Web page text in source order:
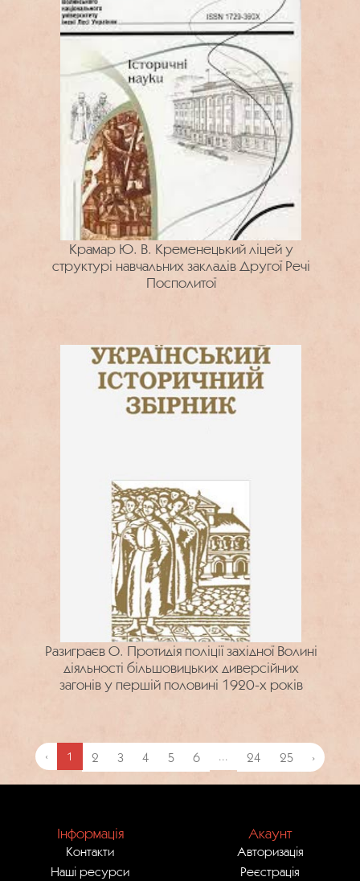
Крамар Ю. В. Кременецький ліцей у
структурі навчальних закладів Другої Речі
Посполитої
Разиграєв О. Протидія поліції західної Волині
діяльності більшовицьких диверсійних
загонів у першій половині 1920-х років
‹ 1 2 3 4 5 6 ... 24 25 ›
Інформація
Контакти
Наші ресурси
Акаунт
Авторизація
Реєстрація